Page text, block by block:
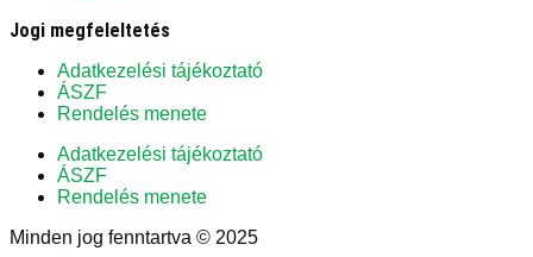
Jogi megfeleltetés
Adatkezelési tájékoztató
ÁSZF
Rendelés menete
Adatkezelési tájékoztató
ÁSZF
Rendelés menete
Minden jog fenntartva © 2025